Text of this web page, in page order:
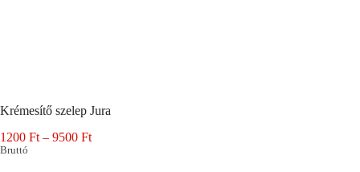
Krémesítő szelep Jura
1200 Ft – 9500 FtÁrtartomány:
Bruttó